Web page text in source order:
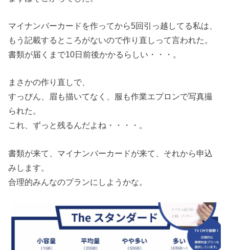
マイナンバーカードを作ってから5回引っ越してる私は、
もう記載するところがないので作り直しって言われた。
書類が届くまで10日前後かかるらしい・・・。
まさかの作り直しで、
すっぴん、眉も描いてなく、服も作業エプロンで写真撮
られた。
これ、ずっと残るんだよね・・・・。
書類が来て、マイナンバーカードが来て、それから申込
みします。
合理的みんなのプランにしようかな。